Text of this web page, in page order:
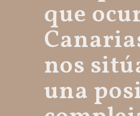
que
nos
una